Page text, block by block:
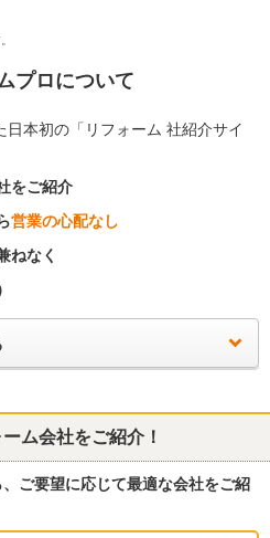
プロについて
本初の「リフォーム 社紹介サイ
をご紹介
営業の心配なし
ねなく
ム会社をご紹介！
ご要望に応じて最適な会社をご紹